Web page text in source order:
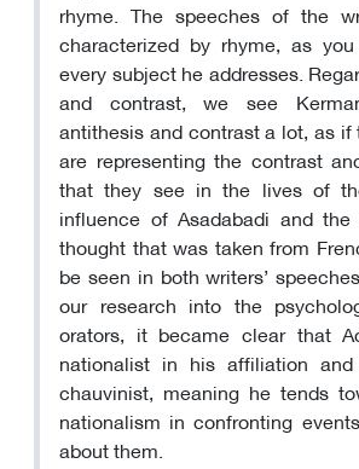
rhyme. The speeches of the
characterized by rhyme, as
every subject he addresses.
and contrast, we see
antithesis and contrast a lot, as
are representing the contrast
that they see in the lives of
influence of Asadabadi and the
thought that was taken from
be seen in both writers’
our research into the
orators, it became clear that
nationalist in his affiliation
chauvinist, meaning he tends
nationalism in confronting
about them.